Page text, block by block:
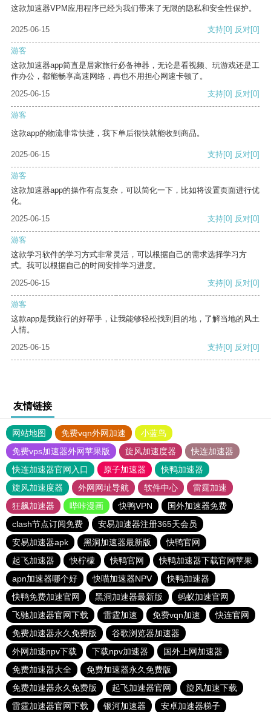
这款加速器VPM应用程序已经为我们带来了无限的隐私和安全性保护。
2025-06-15 支持[0] 反对[0]
游客
这款加速器app简直是居家旅行必备神器，无论是看视频、玩游戏还是工
作办公，都能畅享高速网络，再也不用担心网速卡顿了。
2025-06-15
支持[0] 反对[0]
游客
这款app的物流非常快捷，我下单后很快就能收到商品。
2025-06-15 支持[0] 反对[0]
游客
这款加速器app的操作有点复杂，可以简化一下，比如将设置页面进行优
化。
2025-06-15
支持[0] 反对[0]
游客
这款学习软件的学习方式非常灵活，可以根据自己的需求选择学习方
式。我可以根据自己的时间安排学习进度。
2025-06-15
支持[0] 反对[0]
游客
这款app是我旅行的好帮手，让我能够轻松找到目的地，了解当地的风土
人情。
2025-06-15
支持[0] 反对[0]
友情链接
网站地图 免费vqn外网加速
小蓝鸟
免费vps加速器外网苹果版
旋风加速度器
快连加速器
快连加速器官网入口
原子加速器
快鸭加速器
旋风加速度器
外网网址导航 软件中心
雷霆加速
狂飙加速器
哔咔漫画 快鸭VPN
国外加速器免费
clash节点订阅免费
安易加速器注册365天会员
安易加速器apk
黑洞加速器最新版
快鸭官网
起飞加速器
快柠檬 快鸭官网
快鸭加速器下载官网苹果
apn加速器哪个好
快喵加速器NPV
快鸭加速器
快鸭免费加速官网
黑洞加速器最新版
蚂蚁加速官网
飞驰加速器官网下载
雷霆加速 免费vqn加速
快连官网
免费加速器永久免费版
谷歌浏览器加速器
外网加速npv下载
下载npv加速器
国外上网加速器
免费加速器大全
免费加速器永久免费版
免费加速器永久免费版
起飞加速器官网
旋风加速下载
雷霆加速器官网下载
银河加速器 安卓加速器梯子